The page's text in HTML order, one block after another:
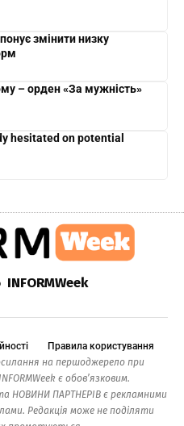
змінити низку
– орден «За мужність»
hesitated on potential
Правила користування
на першоджерело при
є обов’язковим.
НОВИНИ ПАРТНЕРІВ є рекламними
Редакція може не поділяти